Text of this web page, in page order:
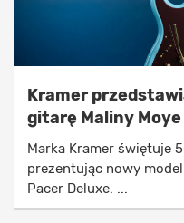
Kramer
gitarę Maliny Moye
Marka Kramer świętuje
prezentując nowy
Pacer Deluxe. ...